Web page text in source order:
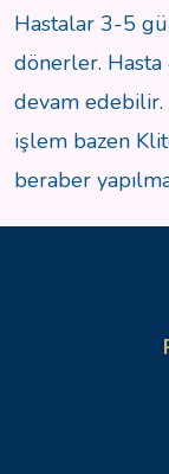
Hastalar 3-5
dönerler.
devam edebilir.
işlem bazen
beraber